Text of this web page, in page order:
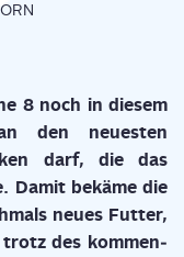
8 noch in die­sem
den neu­es­ten
darf, die das
Damit bekä­me die
neu­es Fut­ter,
trotz des kom­men­